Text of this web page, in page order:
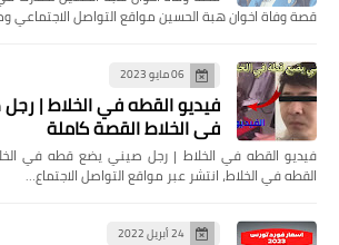
قصة وفاة اخوان هبة الحسين مواقع التواصل الاجتماعي
06 مايو 2023
فيديو القطه في الخلاط |
في الخلاط القصة كاملة
فيديو القطه في الخلاط | رجل صيني يضع قطه في
القطه في الخلاط، انتشر عبر مواقع التواصل الاجتماع…
24 أبريل 2022